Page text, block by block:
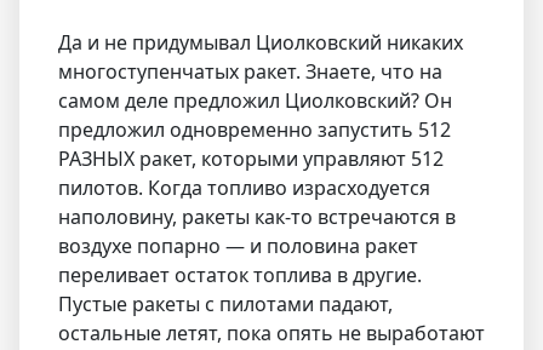
Да и не придумывал Циолковский никаких
многоступенчатых ракет. Знаете, что на
самом деле предложил Циолковский? Он
предложил одновременно запустить 512
РАЗНЫХ ракет, которыми управляют 512
пилотов. Когда топливо израсходуется
наполовину, ракеты как-то встречаются в
воздухе попарно — и половина ракет
переливает остаток топлива в другие.
Пустые ракеты с пилотами падают,
остальные летят, пока опять не выработают